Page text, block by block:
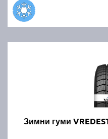
Зимни гуми